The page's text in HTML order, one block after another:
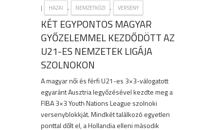
| HAZAI , NEMZETKÖZI , VERSENY
KÉT EGYPONTOS MAGYAR
GYŐZELEMMEL KEZDŐDÖTT AZ
U21-ES NEMZETEK LIGÁJA
SZOLNOKON
A magyar női és férfi U21-es 3×3-válogatott
egyaránt Ausztria legyőzésével kezdte meg a
FIBA 3×3 Youth Nations League szolnoki
versenyblokkját. Mindkét találkozó egyetlen
ponttal dőlt el, a Hollandia elleni második